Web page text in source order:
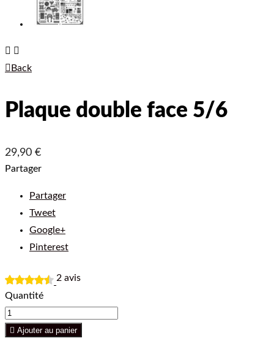
Back
Plaque double face 5/6
29,90 €
Partager
Partager
Tweet
Google+
Pinterest
2 avis
Quantité
 Ajouter au panier